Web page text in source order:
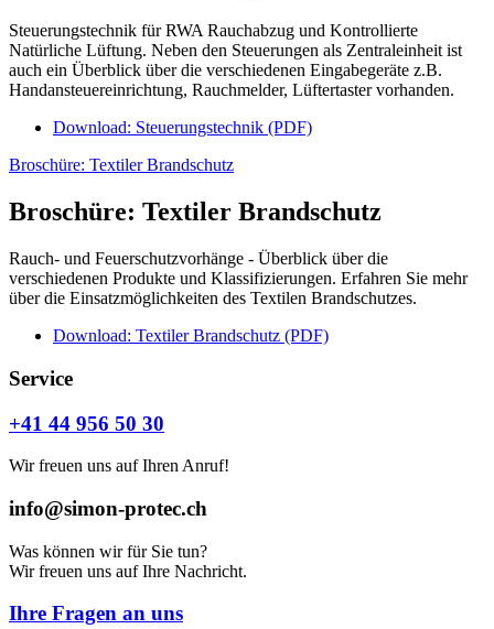
Steuerungstechnik für RWA Rauchabzug und Kontrollierte
Natürliche Lüftung. Neben den Steuerungen als Zentraleinheit ist
auch ein Überblick über die verschiedenen Eingabegeräte z.B.
Handansteuereinrichtung, Rauchmelder, Lüftertaster vorhanden.
Download: Steuerungstechnik (PDF)
Broschüre: Textiler Brandschutz
Broschüre: Textiler Brandschutz
Rauch- und Feuerschutzvorhänge - Überblick über die
verschiedenen Produkte und Klassifizierungen. Erfahren Sie mehr
über die Einsatzmöglichkeiten des Textilen Brandschutzes.
Download: Textiler Brandschutz (PDF)
Service
+41 44 956 50 30
Wir freuen uns auf Ihren Anruf!
info@simon-protec.ch
Was können wir für Sie tun?
Wir freuen uns auf Ihre Nachricht.
Ihre Fragen an uns